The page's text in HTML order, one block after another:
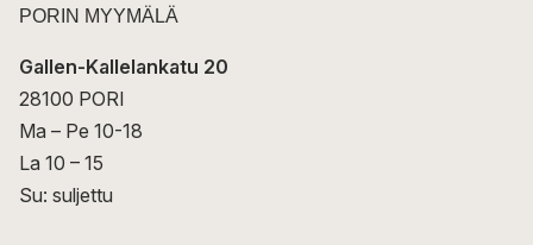
PORIN MYYMÄLÄ
Gallen-Kallelankatu 20
28100 PORI
Ma – Pe 10-18
La 10 – 15
Su: suljettu